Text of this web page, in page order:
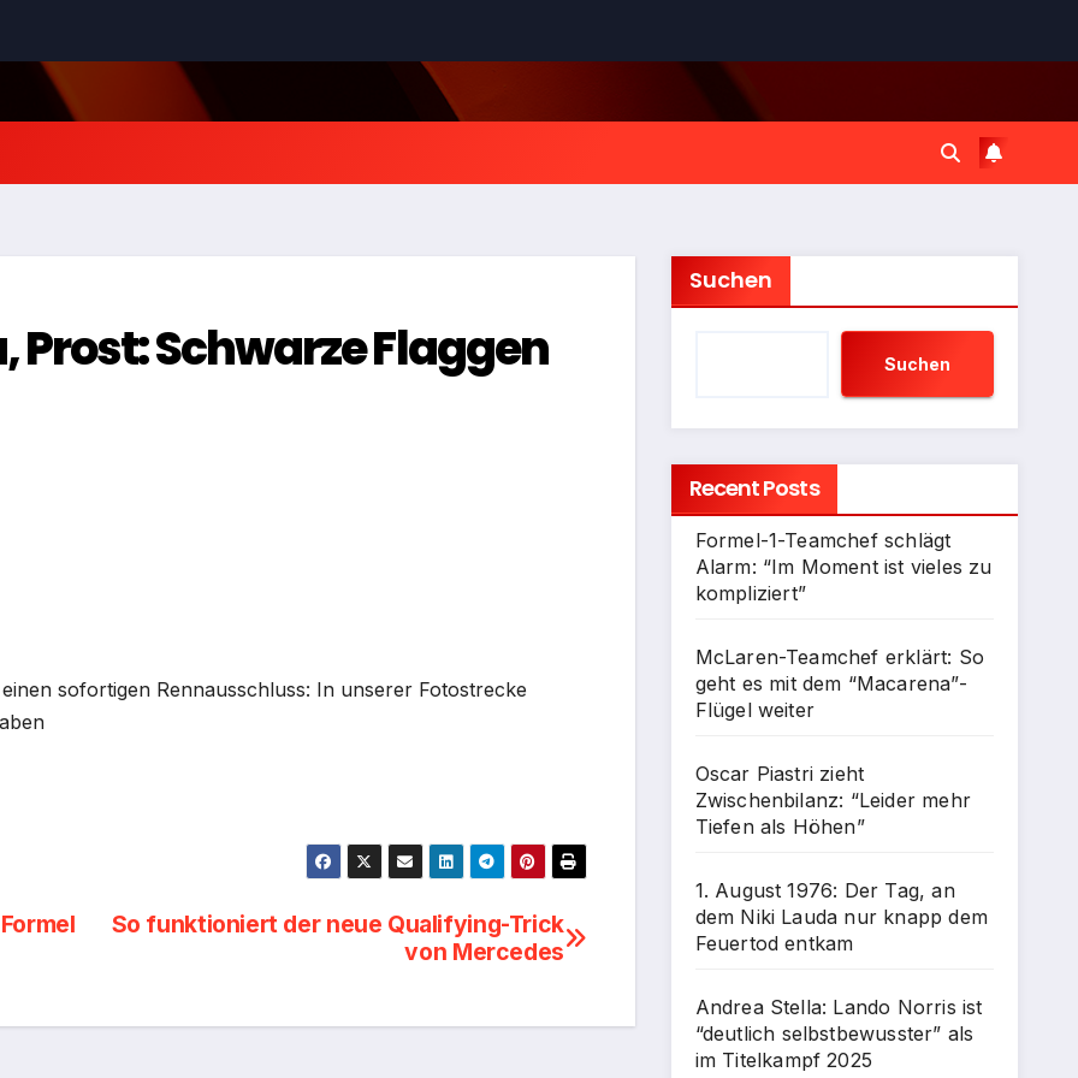
Prost: Schwarze Flaggen
sofortigen Rennausschluss: In unserer Fotostrecke
So funktioniert der neue Qualifying-Trick
von Mercedes
Suchen
Suchen
Recent Posts
Formel-1-Teamchef schlägt
Alarm: “Im Moment ist vieles zu
kompliziert”
McLaren-Teamchef erklärt: So
geht es mit dem “Macarena”-
Flügel weiter
Oscar Piastri zieht
Zwischenbilanz: “Leider mehr
Tiefen als Höhen”
1. August 1976: Der Tag, an
dem Niki Lauda nur knapp dem
Feuertod entkam
Andrea Stella: Lando Norris ist
“deutlich selbstbewusster” als
im Titelkampf 2025